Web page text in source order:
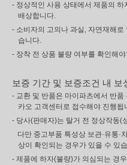
- 정상적인 사용 상태에서 제품의
배상합니다.
- 소비자의 고의나 과실, 자연재해
습니다.
- 장착 전 상품 불량 여부를 확인해
보증 기간 및 보증조건 내 보
- 교환 및 반품은 마이파츠에서 반
카오 고객센터로 접수해야 진행됩
- 당사(판매자)는 탈거 전 정상작동(
다만 중고부품 특성상 보관·유통·
상이 확인되는 경우가 있을 수 있
- 제품에 하자(불량)가 의심되는 경